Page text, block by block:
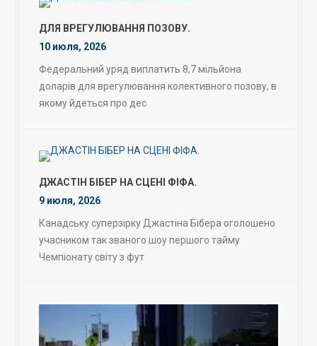
ДЛЯ ВРЕГУЛЮВАННЯ ПОЗОВУ.
10 июля, 2026
Федеральний уряд виплатить 8,7 мільйона
доларів для врегулювання колективного позову, в
якому йдеться про дес
ДЖАСТІН БІБЕР НА СЦЕНІ ФІФА.
9 июля, 2026
Канадську суперзірку Джастіна Бібера оголошено
учасником так званого шоу першого тайму
Чемпіонату світу з фут